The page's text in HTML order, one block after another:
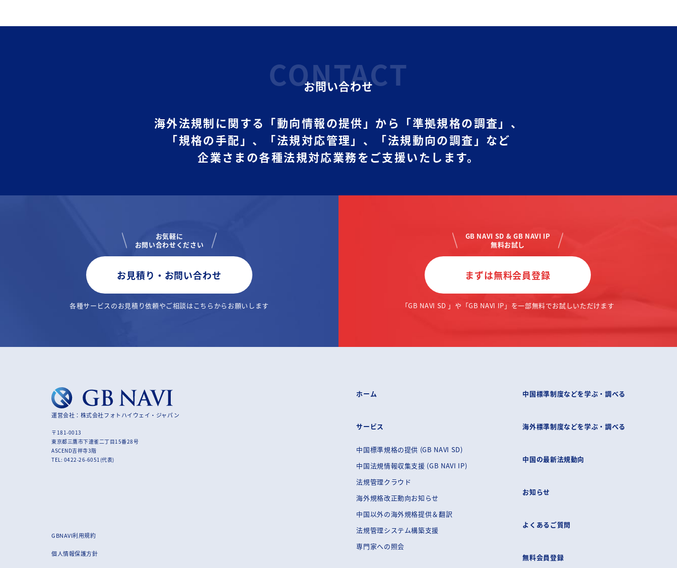
CONTACT
お問い合わせ
海外法規制に関する「動向情報の提供」から 「準拠規格の調査」、
「規格の手配」、
「法規対応管理」、「法規動向の調査」など
企業さまの各種法規対応業務をご支援いたします。
お気軽に
お問い合わせください
お見積り・お問い合わせ
各種サービスのお見積り依頼やご相談はこちらからお願いします
GB NAVI SD & GB NAVI IP
無料お試し
まずは無料会員登録
「GB NAVI SD 」や「GB NAVI IP」を一部無料でお試しいただけます
運営会社：株式会社フォトハイウェイ・ジャパン
〒181-0013
東京都三鷹市下連雀二丁目15番28号
ASCEND吉祥寺3階
TEL: 0422-26-6051(代表)
GBNAVI利用規約
個人情報保護方針
ホーム
サービス
中国標準規格の提供 (GB NAVI SD)
中国法規情報収集支援 (GB NAVI IP)
法規管理クラウド
海外規格改正動向お知らせ
中国以外の海外規格提供＆翻訳
法規管理システム構築支援
専門家への照会
中国標準制度などを学ぶ・調べる
海外標準制度などを学ぶ・調べる
中国の最新法規動向
お知らせ
よくあるご質問
無料会員登録